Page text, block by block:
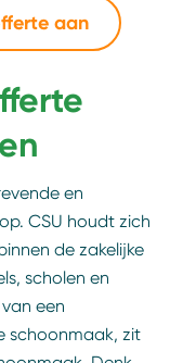
aan
en
CSU houdt zich
de zakelijke
scholen en
een
schoonmaak, zit